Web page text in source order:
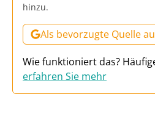
hinzu.
Als bevorzugte Quelle
Wie funktioniert das?
erfahren Sie mehr